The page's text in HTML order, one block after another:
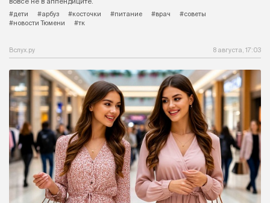
вовсе не в аппендиците.
#дети
#арбуз #косточки #питание #врач
#советы
#новости Тюмени
#тк
Вслух.ру 8 августа, 17:03